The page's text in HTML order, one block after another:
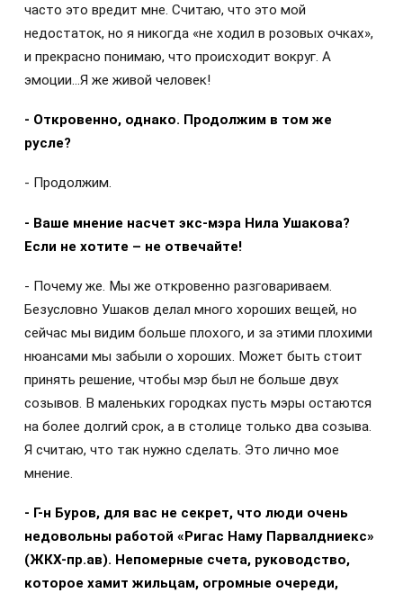
часто это вредит мне. Считаю, что это мой
недостаток, но я никогда «не ходил в розовых очках»,
и прекрасно понимаю, что происходит вокруг. А
эмоции…Я же живой человек!
- Откровенно, однако. Продолжим в том же
русле?
- Продолжим.
- Ваше мнение насчет экс-мэра Нила Ушакова?
Если не хотите – не отвечайте!
- Почему же. Мы же откровенно разговариваем.
Безусловно Ушаков делал много хороших вещей, но
сейчас мы видим больше плохого, и за этими плохими
нюансами мы забыли о хороших. Может быть стоит
принять решение, чтобы мэр был не больше двух
созывов. В маленьких городках пусть мэры остаются
на более долгий срок, а в столице только два созыва.
Я считаю, что так нужно сделать. Это лично мое
мнение.
- Г-н Буров, для вас не секрет, что люди очень
недовольны работой «Ригас Наму Парвалдниекс»
(ЖКХ-пр.ав). Непомерные счета, руководство,
которое хамит жильцам, огромные очереди,